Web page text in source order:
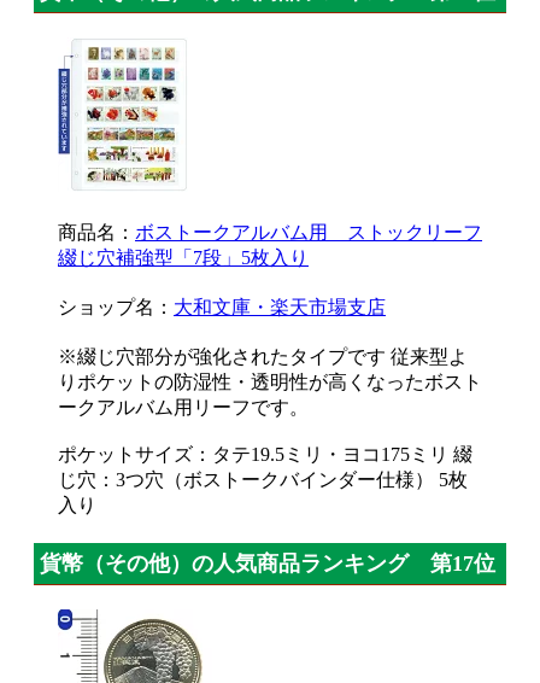
商品名： ボストークアルバム用 ストックリーフ
綴じ穴補強型「7段」5枚入り
ショップ名： 大和文庫・楽天市場支店
※綴じ穴部分が強化されたタイプです 従来型よ
りポケットの防湿性・透明性が高くなったボスト
ークアルバム用リーフです。
ポケットサイズ：タテ19.5ミリ・ヨコ175ミリ 綴
じ穴：3つ穴（ボストークバインダー仕様） 5枚
入り
貨幣（その他）の人気商品ランキング 第17位